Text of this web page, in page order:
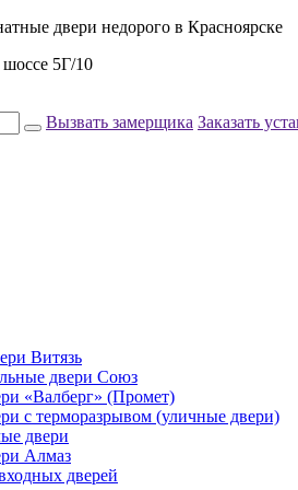
двери недорого в Красноярске
шоссе 5Г/10
Вызвать замерщика Заказать
Витязь
двери Союз
«Валберг» (Промет)
с терморазрывом (уличные двери)
двери
Алмаз
дверей